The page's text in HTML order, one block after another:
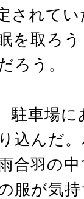
されて
を取ろ
ろう。
駐車場
込んだ
合羽の
服が気